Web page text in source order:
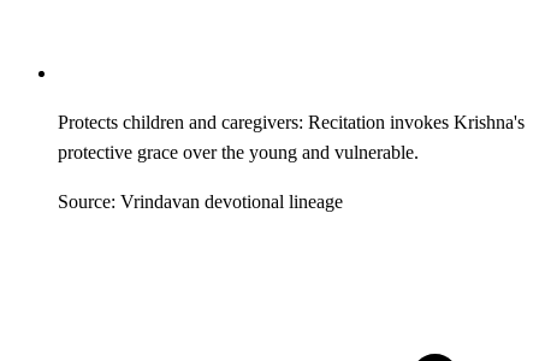
Protects children and caregivers: Recitation invokes Krishna's
protective grace over the young and vulnerable.
Source: Vrindavan devotional lineage